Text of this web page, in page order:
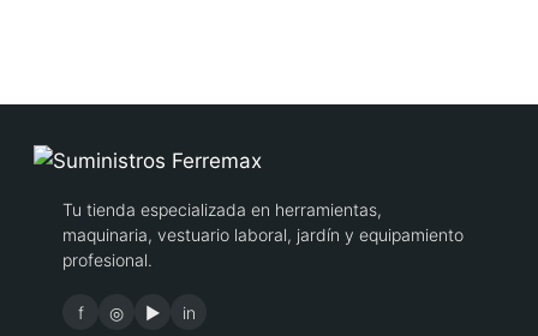
Tu tienda especializada en herramientas,
maquinaria, vestuario laboral, jardín y equipamiento
profesional.
f ◎ ▶ in